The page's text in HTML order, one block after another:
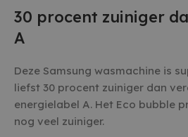
30 procent zuiniger
A
Deze Samsung wasmachine is
liefst 30 procent zuiniger dan
energielabel A. Het Eco bubble
nog veel zuiniger.